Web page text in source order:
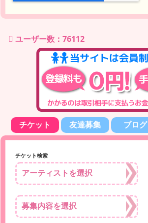
ユーザー数：76112
チケット 友達募集 ブログ
チケット検索